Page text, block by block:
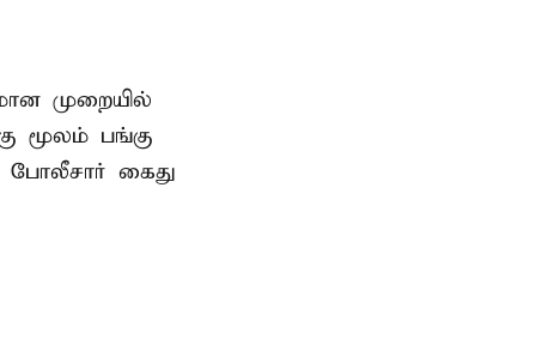
முறையில்
மூலம் பங்கு
போலீசார் கைது